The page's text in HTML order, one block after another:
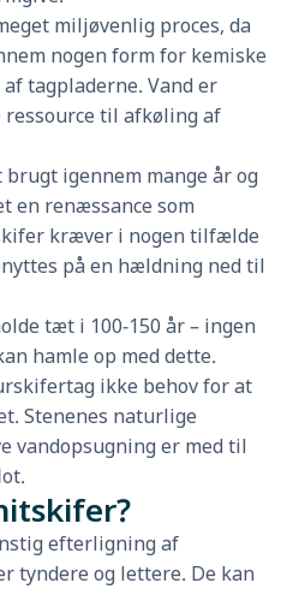
miljøvenlig proces, da
nogen form for kemiske
tagpladerne. Vand er
til afkøling af
igennem mange år og
en renæssance som
kræver i nogen tilfælde
på en hældning ned til
tæt i 100-150 år – ingen
hamle op med dette.
ikke behov for at
Stenenes naturlige
vandopsugning er med til
efterligning af
tyndere og lettere. De kan